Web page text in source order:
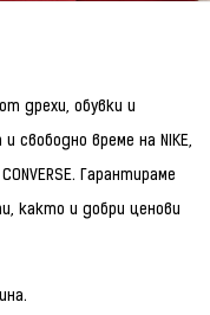
дрехи, обувки и
свободно време на NIKE,
Гарантираме
както и добри ценови